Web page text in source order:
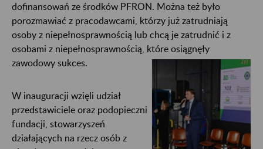
dofinansowań ze środków PFRON. Można też było
porozmawiać z pracodawcami, którzy już zatrudniają
osoby z niepełnosprawnością lub chcą je zatrudnić i z
osobami z niepełnosprawnością, które osiągnęły
zawodowy sukces.
W inauguracji wzięli udział
przedstawiciele oraz podopieczni
fundacji, stowarzyszeń
działających na rzecz osób z